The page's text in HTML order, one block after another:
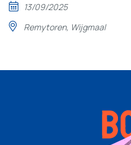
13/09/2025
Remytoren, Wijgmaal